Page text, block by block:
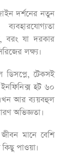
দর্শনের নতুন
বরং যা দরকার
লক্ষ্য।
ডিসপ্লে, টেকসই
ইনফিনিক্স হট ৬০
এখন আর ব্যয়বহুল
অভিজ্ঞতা।
জীবন মানে বেশি
পাওয়া।